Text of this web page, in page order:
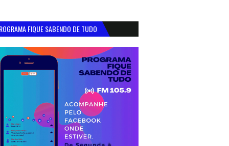
FIQUE SABENDO DE TUDO